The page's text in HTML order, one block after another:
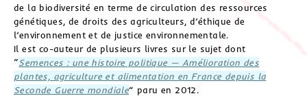
de la biodiversité en terme de circulation des ressources
génétiques, de droits des agriculteurs, d’éthique de
l’environnement et de justice environnementale.
Il est co-auteur de plusieurs livres sur le sujet dont
“Semences : une histoire politique — Amélioration des
plantes, agriculture et alimentation en France depuis la
Seconde Guerre mondiale” paru en 2012.